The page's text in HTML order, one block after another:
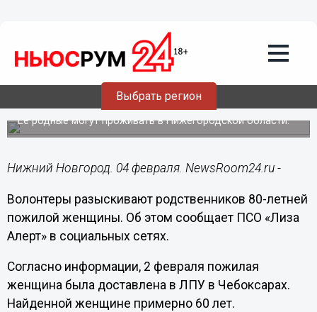
Выбрать регион
04.02.201914:23
Волонтеры ищут родственников
найденной бабушки
Ее родные могут проживать в Нижегородской области.
Нижний Новгород. 04 февраля. NewsRoom24.ru -
Волонтеры разыскивают родственников 80-летней
пожилой женщины. Об этом сообщает ПСО «Лиза
Алерт» в социальных сетях.
Согласно информации, 2 февраля пожилая
женщина была доставлена в ЛПУ в Чебоксарах.
Найденной женщине примерно 60 лет.